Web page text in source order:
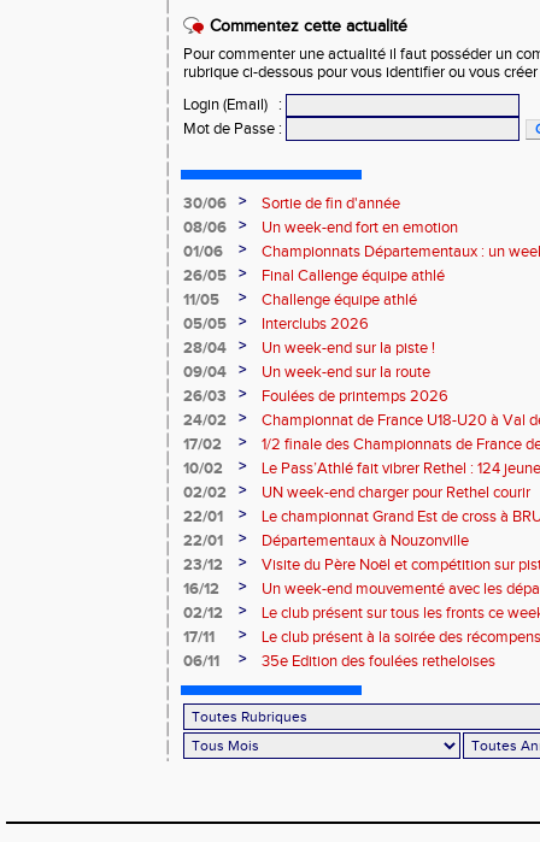
Commentez cette actualité
Pour commenter une actualité il faut posséder un
rubrique ci-dessous pour vous identifier ou vous
Login (Email)
:
Mot de Passe :
30/06 >
Sortie de fin d'année
08/06
>
Un week-end fort en emotion
01/06
>
Championnats Départementaux : un
performances
26/05 >
Final Callenge équipe athlé
11/05
>
Challenge équipe athlé
05/05
>
Interclubs 2026
28/04
>
Un week-end sur la piste !
09/04
>
Un week-end sur la route
26/03
>
Foulées de printemps 2026
24/02
>
Championnat de France U18-U20 à Val
17/02
>
1/2 finale des Championnats de France
10/02
>
Le Pass’Athlé fait vibrer Rethel : 124
02/02
>
UN week-end charger pour Rethel courir
22/01
>
Le championnat Grand Est de cross à
22/01
>
Départementaux à Nouzonville
23/12
>
Visite du Père Noël et compétition sur
16/12
>
Un week-end mouvementé avec les
02/12
>
Le club présent sur tous les fronts ce
17/11
>
Le club présent à la soirée des
l’Atmosphère
06/11 > 35e Edition des foulées retheloises